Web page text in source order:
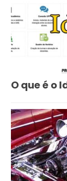
O que é o